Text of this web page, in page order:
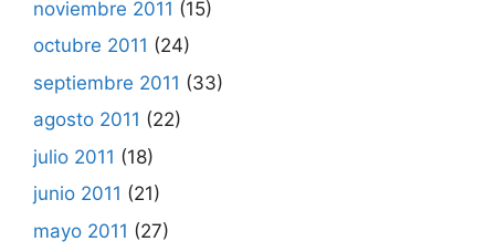
noviembre 2011 (15)
octubre 2011 (24)
septiembre 2011 (33)
agosto 2011 (22)
julio 2011 (18)
junio 2011 (21)
mayo 2011 (27)